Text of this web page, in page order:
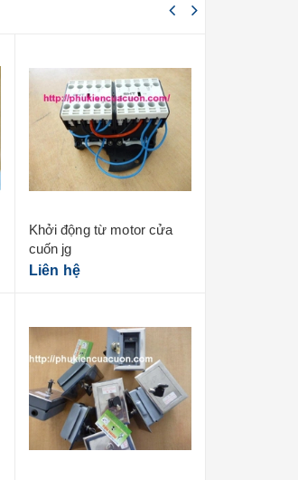
Khởi động từ motor cửa
cuốn jg
Liên hệ